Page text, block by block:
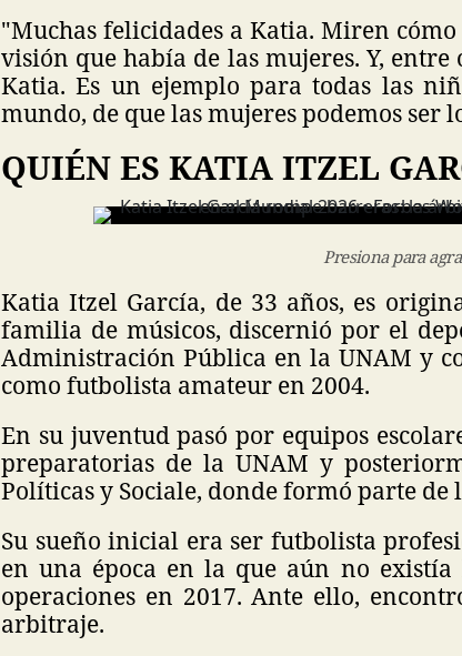
"Muchas felicidades a Katia. Miren
visión que había de las mujeres. Y, entre
Katia. Es un ejemplo para todas las
mundo, de que las mujeres podemos ser
QUIÉN ES KATIA ITZEL
Presiona para
Katia Itzel García, de 33 años, es
familia de músicos, discernió por el
Administración Pública en la UNAM y
como futbolista amateur en 2004.
En su juventud pasó por equipos
preparatorias de la UNAM y
Políticas y Sociale, donde formó parte
Su sueño inicial era ser futbolista
en una época en la que aún no
operaciones en 2017. Ante ello,
arbitraje.